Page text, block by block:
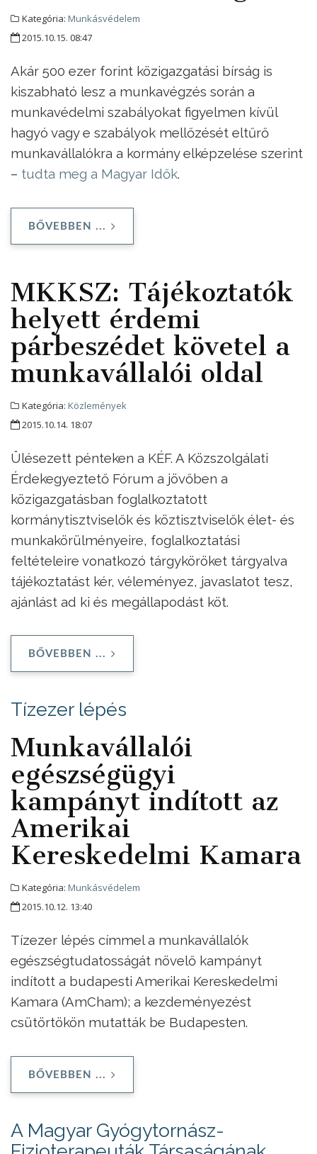
Kategória: Munkásvédelem
2015.10.15. 08:47
Akár 500 ezer forint közigazgatási bírság is
kiszabható lesz a munkavégzés során a
munkavédelmi szabályokat figyelmen kívül
hagyó vagy e szabályok mellőzését eltűrő
munkavállalókra a kormány elképzelése szerint
– tudta meg a Magyar Idők.
BŐVEBBEN ...
MKKSZ: Tájékoztatók
helyett érdemi
párbeszédet követel a
munkavállalói oldal
Kategória: Közlemények
2015.10.14. 18:07
Ülésezett pénteken a KÉF. A Közszolgálati
Érdekegyeztető Fórum a jövőben a
közigazgatásban foglalkoztatott
kormánytisztviselők és köztisztviselők élet- és
munkakörülményeire, foglalkoztatási
feltételeire vonatkozó tárgyköröket tárgyalva
tájékoztatást kér, véleményez, javaslatot tesz,
ajánlást ad ki és megállapodást köt.
BŐVEBBEN ...
Tízezer lépés
Munkavállalói
egészségügyi
kampányt indított az
Amerikai
Kereskedelmi Kamara
Kategória: Munkásvédelem
2015.10.12. 13:40
Tízezer lépés címmel a munkavállalók
egészségtudatosságát növelő kampányt
indított a budapesti Amerikai Kereskedelmi
Kamara (AmCham); a kezdeményezést
csütörtökön mutatták be Budapesten.
BŐVEBBEN ...
A Magyar Gyógytornász-